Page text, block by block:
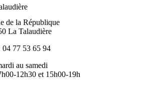
de la République
La Talaudière
04 77 53 65 94
au samedi
12h30 et 15h00-19h